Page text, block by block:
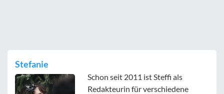
Stefanie
Schon seit 2011 ist Steffi als
Redakteurin für verschiedene